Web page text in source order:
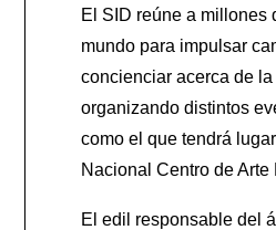
El SID reúne a millones
mundo para impulsar
concienciar acerca de
organizando distintos
como el que tendrá
Nacional Centro de
El edil responsable del